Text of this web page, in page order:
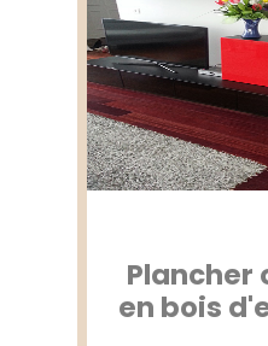
Plancher
en bois